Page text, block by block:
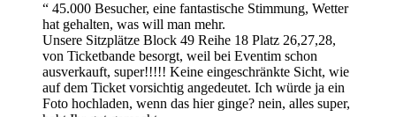
“ 45.000 Besucher, eine fantastische Stimmung, Wetter
hat gehalten, was will man mehr.
Unsere Sitzplätze Block 49 Reihe 18 Platz 26,27,28,
von Ticketbande besorgt, weil bei Eventim schon
ausverkauft, super!!!!! Keine eingeschränkte Sicht, wie
auf dem Ticket vorsichtig angedeutet. Ich würde ja ein
Foto hochladen, wenn das hier ginge? nein, alles super,